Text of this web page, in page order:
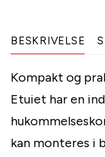
BESKRIVELSE
Kompakt og
Etuiet har en
kan monteres i